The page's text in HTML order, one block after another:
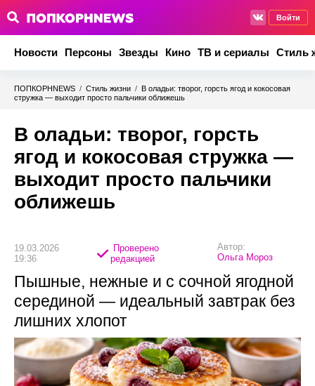
Войти
Новости Персоны Звезды Кино ТВ и сериалы Стиль
ПОПКОРНNEWS / Стиль жизни / В оладьи: творог, горсть ягод и кокосовая
стружка — выходит просто пальчики оближешь
В оладьи: творог, горсть
ягод и кокосовая стружка —
выходит просто пальчики
оближешь
19.03.2026
19:36
Проверено
редакцией
Автор:
Ольга Мороз
Пышные, нежные и с сочной ягодной
серединой — идеальный завтрак без
лишних хлопот